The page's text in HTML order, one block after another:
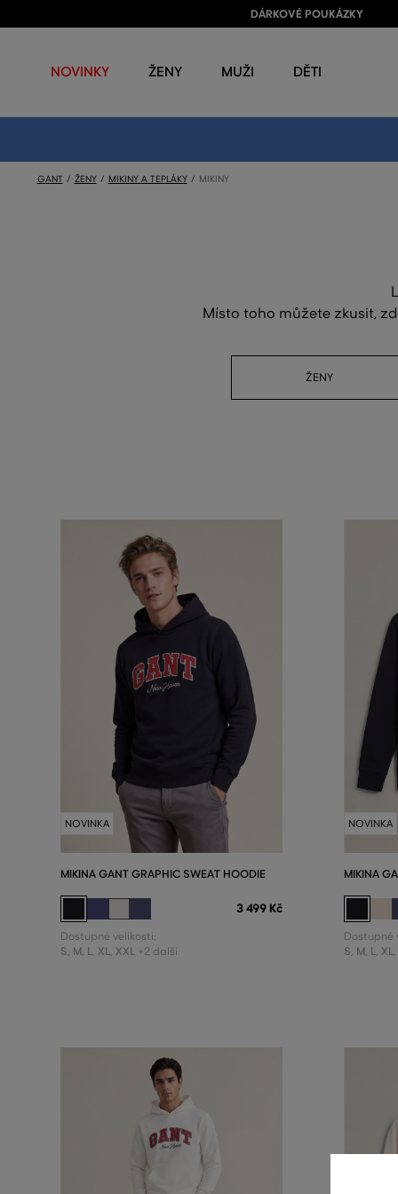
DÁRKOVÉ POUKÁZKY
NOVINKY ŽENY MUŽI DĚTI
GANT ŽENY MIKINY A TEPLÁKY MIKINY
Místo toho můžete zkusit,
ŽENY
NOVINKA
MIKINA GANT GRAPHIC SWEAT HOODIE
3 499 Kč
Dostupné velikosti:
S, M, L, XL, XXL +2 další
NOVINKA
MIKINA
Dostupné
S, M, L, XL,